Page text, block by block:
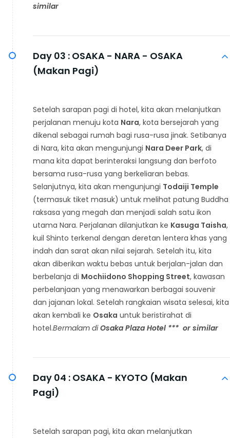
similar
Day 03 : OSAKA - NARA - OSAKA
(Makan Pagi)
Setelah sarapan pagi di hotel, kita akan melanjutkan
perjalanan menuju kota Nara, kota bersejarah yang
dikenal sebagai rumah bagi rusa-rusa jinak. Setibanya
di Nara, kita akan mengunjungi Nara Deer Park, di
mana kita dapat berinteraksi langsung dan berfoto
bersama rusa-rusa yang berkeliaran bebas.
Selanjutnya, kita akan mengunjungi Todaiji Temple
(termasuk tiket masuk) untuk melihat patung Buddha
raksasa yang megah dan menjadi salah satu ikon
utama Nara. Perjalanan dilanjutkan ke Kasuga Taisha,
kuil Shinto terkenal dengan deretan lentera khas yang
indah dan sarat akan nilai sejarah. Setelah itu, kita
akan diberikan waktu bebas untuk berjalan-jalan dan
berbelanja di Mochiidono Shopping Street, kawasan
perbelanjaan yang menawarkan berbagai souvenir
dan jajanan lokal. Setelah rangkaian wisata selesai, kita
akan kembali ke Osaka untuk beristirahat di
hotel.Bermalam diOsaka Plaza Hotel *** or similar
Day 04 : OSAKA - KYOTO (Makan
Pagi)
Setelah sarapan pagi, kita akan melanjutkan